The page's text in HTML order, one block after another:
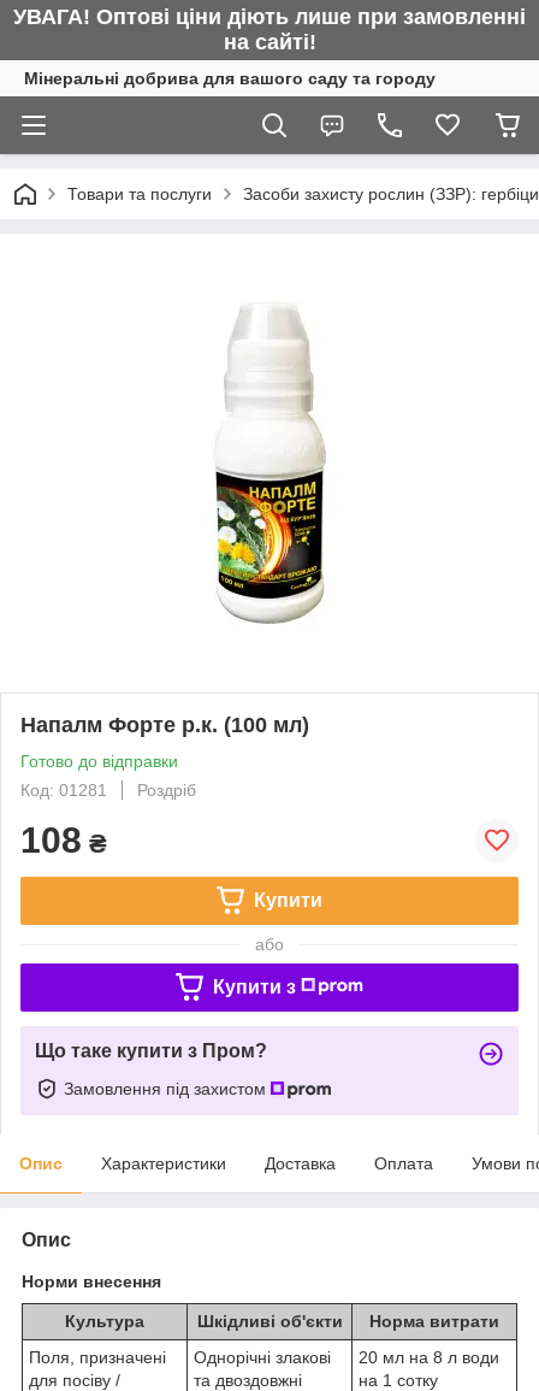
УВАГА! Оптові ціни діють лише при замовленні
на сайті!
Мінеральні добрива для вашого саду та городу
Товари та послуги Засоби захисту рослин (ЗЗР):
Напалм Форте р.к. (100 мл)
Готово до відправки
Код: 01281
Роздріб
108 ₴
Купити
або
Купити з
Що таке купити з Пром?
Замовлення під захистом
Опис Характеристики Доставка Оплата Умови
Опис
Норми внесення
Культура Шкідливі об'єкти
Норма витрати
Поля, призначені
для посіву /
Однорічні злакові
та двоздовжні
20 мл на 8 л води
на 1 сотку